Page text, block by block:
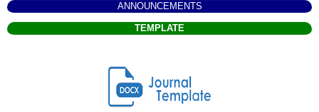
ANNOUNCEMENTS
TEMPLATE